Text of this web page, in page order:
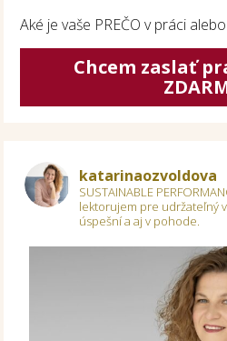
Aké je vaše PREČO v práci
Chcem zaslať
katarinaozvoldova
SUSTAINABLE
lektorujem pre udržateľný
úspešní a aj v pohode.